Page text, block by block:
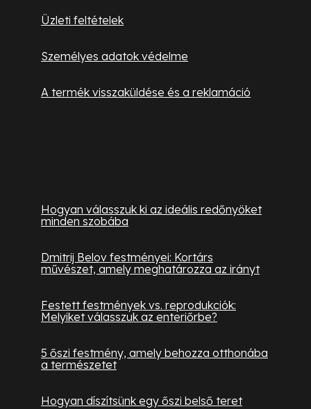
Üzleti feltételek
Személyes adatok védelme
A termék visszaküldése és a reklamáció
Hogyan válasszuk ki az ideális redőnyöket
minden szobába
Dmitrij Belov festményei: Kortárs
művészet, amely meghatározza az irányt
Festett festmények vs. reprodukciók:
Melyiket válasszuk az enteriőrbe?
5 őszi festmény, amely behozza otthonába
a természetet
Hogyan díszítsünk egy őszi belső teret